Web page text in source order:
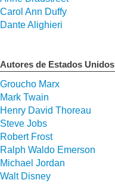
Carol Ann Duffy
Dante Alighieri
Autores de Estados Unidos
Groucho Marx
Mark Twain
Henry David Thoreau
Steve Jobs
Robert Frost
Ralph Waldo Emerson
Michael Jordan
Walt Disney